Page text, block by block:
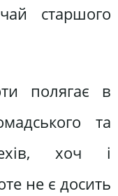
старшого
полягає в
та
хоч і
не є досить